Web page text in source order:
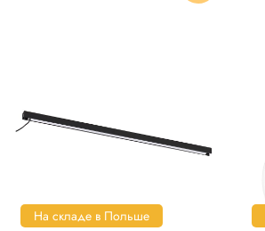
На складе в Польше